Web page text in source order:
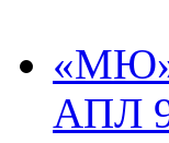
«МЮ»
АПЛ